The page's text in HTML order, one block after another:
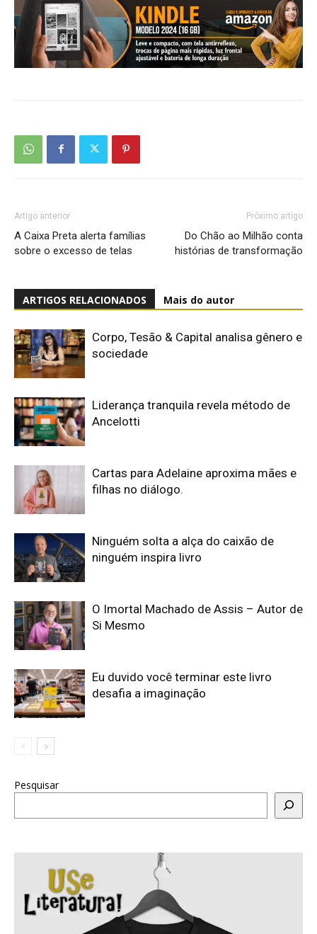
Artigo anterior
A Caixa Preta alerta famílias
sobre o excesso de telas
Próximo artigo
Do Chão ao Milhão conta
histórias de transformação
ARTIGOS RELACIONADOS Mais do autor
Corpo, Tesão & Capital analisa gênero e
sociedade
Liderança tranquila revela método de
Ancelotti
Cartas para Adelaine aproxima mães e
filhas no diálogo.
Ninguém solta a alça do caixão de
ninguém inspira livro
O Imortal Machado de Assis – Autor de
Si Mesmo
Eu duvido você terminar este livro
desafia a imaginação
Pesquisar